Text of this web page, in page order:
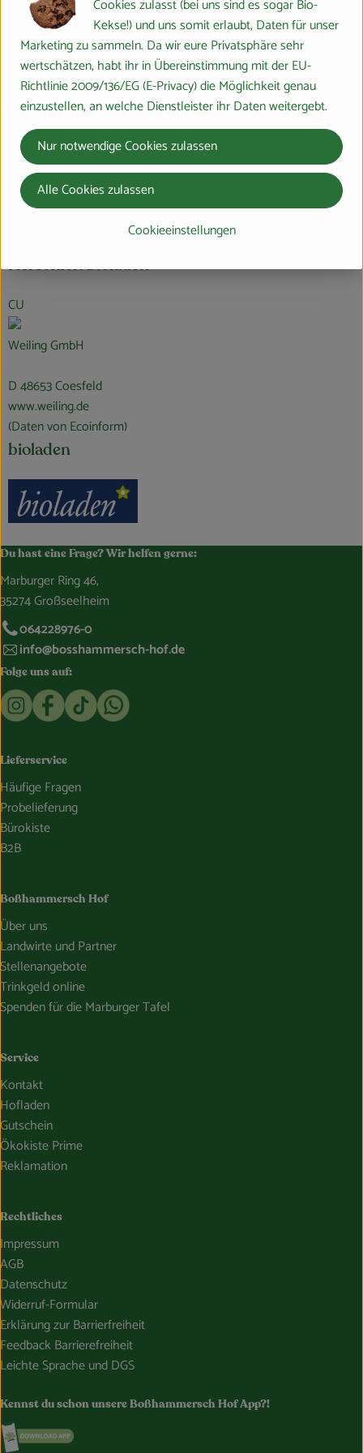
Zutaten
Nährwert-Info
Produktdatenblatt
Hersteller: bioladen
CU
Weiling GmbH
D 48653 Coesfeld
www.weiling.de
(Daten von Ecoinform)
bioladen
Du hast eine Frage? Wir helfen gerne:
Marburger Ring 46,
35274 Großseelheim
064228976-0
info@bosshammersch-hof.de
Folge uns auf:
Externer Link zu https://www.instagram.com/
Externer Link zu https://www.facebook.com/
Externer Link zu https://www.tiktok.com/
Externer Link zu https://whatsapp.com/
Lieferservice
Häufige Fragen
Probelieferung
Bürokiste
B2B
Boßhammersch Hof
Über uns
Landwirte und Partner
Stellenangebote
Trinkgeld online
Spenden für die Marburger Tafel
Service
Kontakt
Hofladen
Gutschein
Ökokiste Prime
Reklamation
Rechtliches
Impressum
AGB
Datenschutz
Widerruf-Formular
Erklärung zur Barrierfreiheit
Feedback Barrierefreiheit
Leichte Sprache und DGS
Kennst du schon unsere Boßhammersch Hof App?!
Externer Link zu https://www.bosshammersch-
Cookies zulasst (bei uns sind es sogar Bio-
Kekse!) und uns somit erlaubt, Daten für unser
Marketing zu sammeln. Da wir eure Privatsphäre sehr
wertschätzen, habt ihr in Übereinstimmung mit der EU-
Richtlinie 2009/136/EG (E-Privacy) die Möglichkeit genau
einzustellen, an welche Dienstleister ihr Daten weitergebt.
Cookieeinstellungen
Nur notwendige Cookies zulassen
Alle Cookies zulassen